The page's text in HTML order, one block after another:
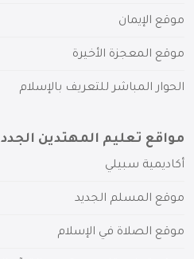
موقع الإيمان
موقع المعجزة الأخيرة
الحوار المباشر للتعريف بالإسلام
مواقع تعليم المهتدين الجدد
أكاديمية سبيلي
موقع المسلم الجديد
موقع الصلاة في الإسلام